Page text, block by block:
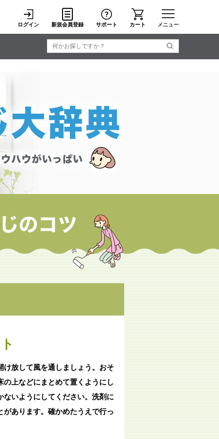
メニュー
ログイン 新規会員登録 サポート カート
放して風を通しましょう。おそ
上などにまとめて置くようにし
いようにしてください。洗剤に
あります。確かめたうえで行っ